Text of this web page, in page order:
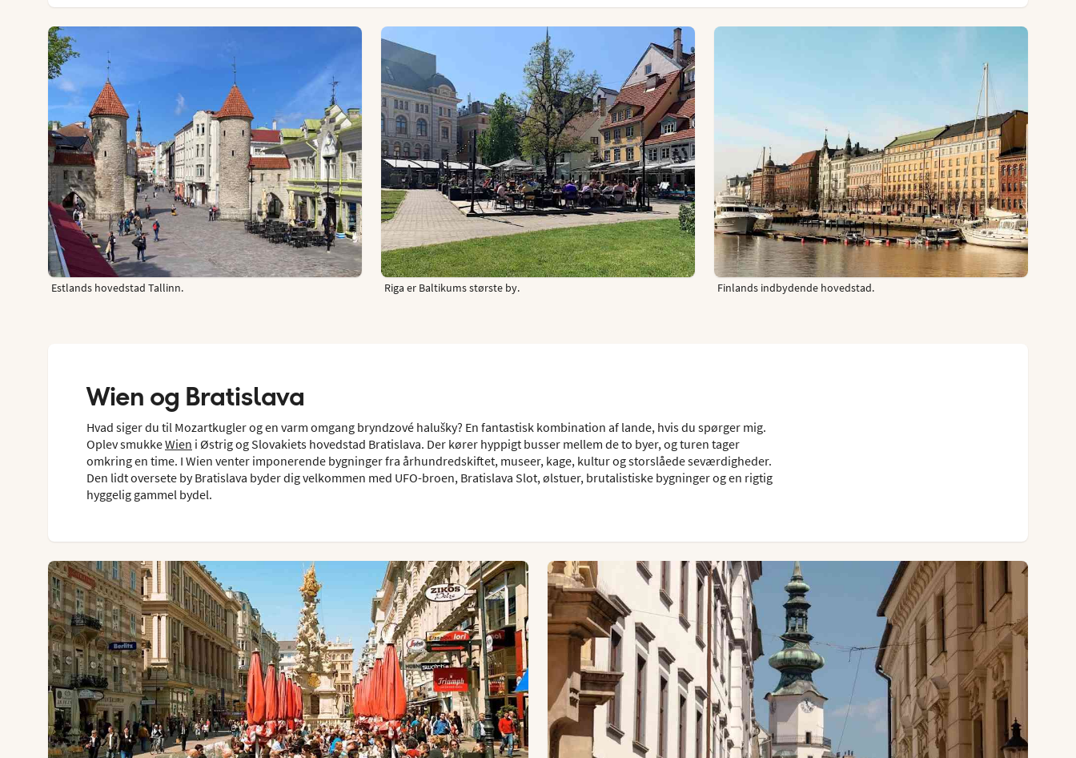
Estlands hovedstad Tallinn. Riga er Baltikums største by. Finlands indbydende hovedstad.
Wien og Bratislava
Hvad siger du til Mozartkugler og en varm omgang bryndzové halušky? En fantastisk kombination af lande, hvis du spørger mig.
Oplev smukkeWien i Østrig og Slovakiets hovedstad Bratislava. Der kører hyppigt busser mellem de to byer, og turen tager
omkring en time. I Wien venter imponerende bygninger fra århundredskiftet, museer, kage, kultur og storslåede seværdigheder.
Den lidt oversete by Bratislava byder dig velkommen med UFO-broen, Bratislava Slot, ølstuer, brutalistiske bygninger og en rigtig
hyggelig gammel bydel.